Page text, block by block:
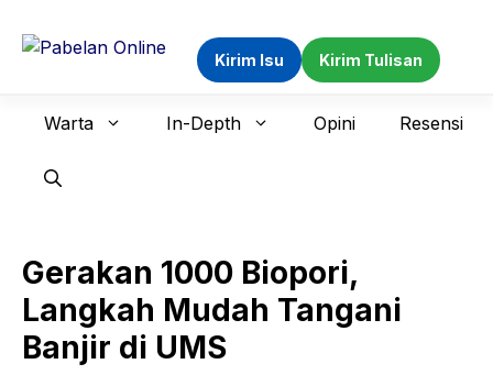
Kirim Isu Kirim Tulisan
Warta In-Depth Opini Resensi
Gerakan 1000 Biopori,
Langkah Mudah Tangani
Banjir di UMS